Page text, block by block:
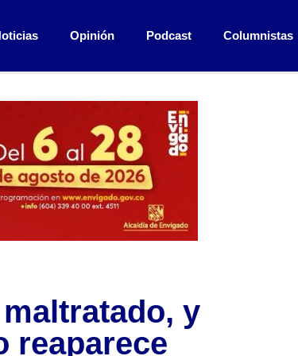
Opinión Podcast Columnistas
y
reaparece